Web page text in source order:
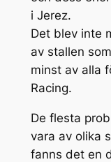
i Jerez.
Det blev inte
av stallen
minst av alla
Racing.
De flesta
vara av olika
fanns det en